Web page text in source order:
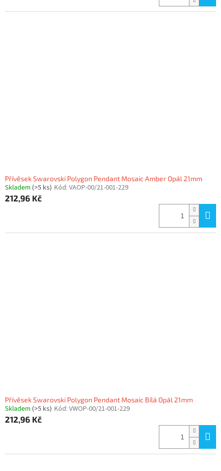
Přívěsek Swarovski Polygon Pendant Mosaic Amber Opál 21mm
Skladem (>5 ks) Kód: VAOP-00/21-001-229
212,96 Kč
Přívěsek Swarovski Polygon Pendant Mosaic Bílá Opál 21mm
Skladem (>5 ks) Kód: VWOP-00/21-001-229
212,96 Kč